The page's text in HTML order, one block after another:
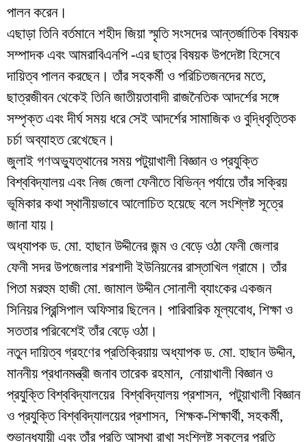
পালন করেন।
এছাড়া তিনি বর্তমানে শহীদ জিয়া স্মৃতি সংসদের আন্তর্জাতিক বিষয়ক
সম্পাদক এবং আমরাবিএনপি -এর ছাত্র বিষয়ক উপদেষ্টা হিসেবে
দায়িত্ব পালন করছেন। তাঁর সহকর্মী ও পরিচিতজনদের মতে,
ছাত্রজীবন থেকেই তিনি জাতীয়তাবাদী রাজনৈতিক আদর্শের সঙ্গে
সম্পৃক্ত এবং দীর্ঘ সময় ধরে সেই আদর্শের সামাজিক ও বুদ্ধিবৃত্তিক
চর্চা অব্যাহত রেখেছেন।
জুলাই গণঅভ্যুত্থানের সময় পটুয়াখালী বিজ্ঞান ও প্রযুক্তি
বিশ্ববিদ্যালয় এবং নিজ জেলা ফেনীতে বিভিন্ন পর্যায়ে তাঁর সক্রিয়
ভূমিকার কথা স্থানীয়ভাবে আলোচিত হয়েছে বলে সংশ্লিষ্ট সূত্রে
জানা যায়।
অধ্যাপক ড. মো. হাছান উদ্দীনের জন্ম ও বেড়ে ওঠা ফেনী জেলার
ফেনী সদর উপজেলার শরশাদী ইউনিয়নের রাস্তাখিল গ্রামে। তাঁর
পিতা মরহুম হাজী মো. জামাল উদ্দীন সোনালী ব্যাংকের একজন
সিনিয়র প্রিন্সিপাল অফিসার ছিলেন। পারিবারিক মূল্যবোধ, শিক্ষা ও
সততার পরিবেশেই তাঁর বেড়ে ওঠা।
নতুন দায়িত্ব গ্রহণের প্রতিক্রিয়ায় অধ্যাপক ড. মো. হাছান উদ্দীন,
মাননীয় প্রধানমন্ত্রী জনাব তারেক রহমান, নোয়াখালী বিজ্ঞান ও
প্রযুক্তি বিশ্ববিদ্যালয়ের বিশ্ববিদ্যালয় প্রশাসন, পটুয়াখালী বিজ্ঞান
ও প্রযুক্তি বিশ্ববিদ্যালয়ের প্রশাসন, শিক্ষক-শিক্ষার্থী, সহকর্মী,
শুভানুধ্যায়ী এবং তাঁর প্রতি আস্থা রাখা সংশ্লিষ্ট সকলের প্রতি